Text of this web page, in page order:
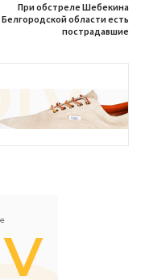
При обстреле Шебекина
Белгородской области есть
пострадавшие